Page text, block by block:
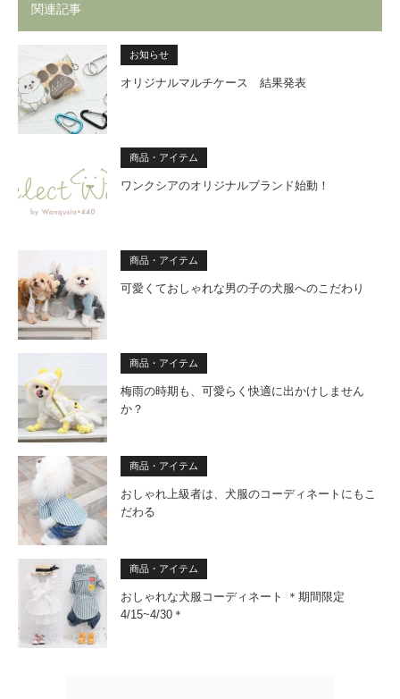
関連記事
お知らせ
オリジナルマルチケース 結果発表
商品・アイテム
ワンクシアのオリジナルブランド始動！
商品・アイテム
可愛くておしゃれな男の子の犬服へのこだわり
商品・アイテム
梅雨の時期も、可愛らく快適に出かけしません
か？
商品・アイテム
おしゃれ上級者は、犬服のコーディネートにもこ
だわる
商品・アイテム
おしゃれな犬服コーディネート ＊期間限定
4/15~4/30＊